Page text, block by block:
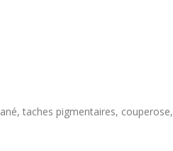
taches pigmentaires, couperose,